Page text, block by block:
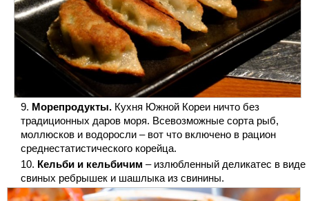
Морепродукты. Кухня Южной Кореи ничто без
традиционных даров моря. Всевозможные сорта рыб,
моллюсков и водоросли – вот что включено в рацион
среднестатистического корейца.
Кельби и кельбичим – излюбленный деликатес в виде
свиных ребрышек и шашлыка из свинины.